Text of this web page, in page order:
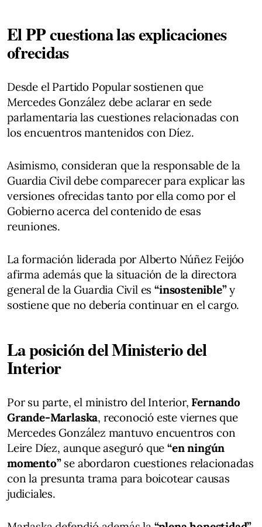
El PP cuestiona las explicaciones
ofrecidas
Desde el Partido Popular sostienen que
Mercedes González debe aclarar en sede
parlamentaria las cuestiones relacionadas con
los encuentros mantenidos con Díez.
Asimismo, consideran que la responsable de la
Guardia Civil debe comparecer para explicar las
versiones ofrecidas tanto por ella como por el
Gobierno acerca del contenido de esas
reuniones.
La formación liderada por Alberto Núñez Feijóo
afirma además que la situación de la directora
general de la Guardia Civil es“insostenible”y
sostiene que no debería continuar en el cargo.
La posición del Ministerio del
Interior
Por su parte, el ministro del Interior, Fernando
Grande-Marlaska, reconoció este viernes que
Mercedes González mantuvo encuentros con
Leire Díez, aunque aseguró que“en ningún
momento”se abordaron cuestiones relacionadas
con la presunta trama para boicotear causas
judiciales.